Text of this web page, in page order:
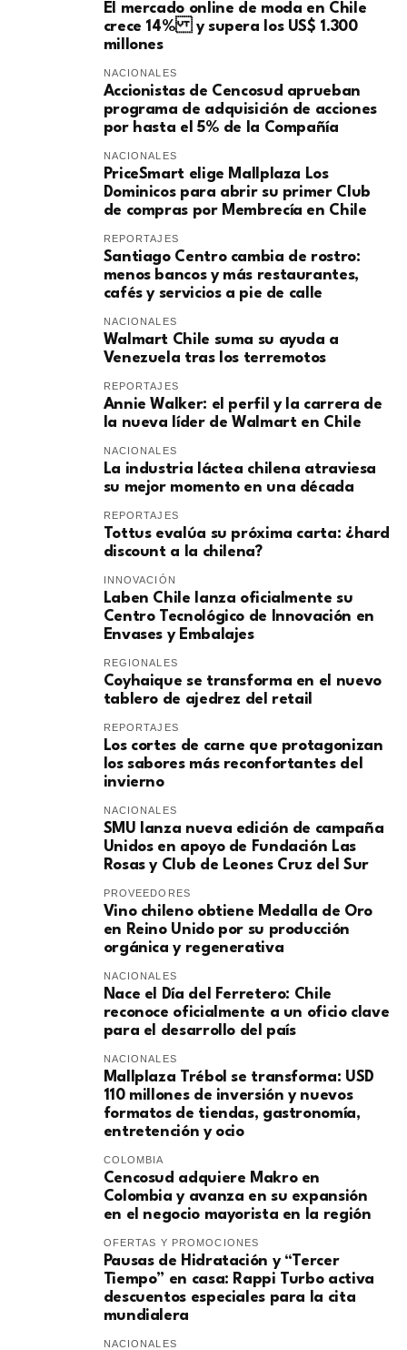
El mercado online de moda en Chile
crece 14% y supera los US$ 1.300
millones
NACIONALES
Accionistas de Cencosud aprueban
programa de adquisición de acciones
por hasta el 5% de la Compañía
NACIONALES
PriceSmart elige Mallplaza Los
Dominicos para abrir su primer Club
de compras por Membrecía en Chile
REPORTAJES
Santiago Centro cambia de rostro:
menos bancos y más restaurantes,
cafés y servicios a pie de calle
NACIONALES
Walmart Chile suma su ayuda a
Venezuela tras los terremotos
REPORTAJES
Annie Walker: el perfil y la carrera de
la nueva líder de Walmart en Chile
NACIONALES
La industria láctea chilena atraviesa
su mejor momento en una década
REPORTAJES
Tottus evalúa su próxima carta: ¿hard
discount a la chilena?
INNOVACIÓN
Laben Chile lanza oficialmente su
Centro Tecnológico de Innovación en
Envases y Embalajes
REGIONALES
Coyhaique se transforma en el nuevo
tablero de ajedrez del retail
REPORTAJES
Los cortes de carne que protagonizan
los sabores más reconfortantes del
invierno
NACIONALES
SMU lanza nueva edición de campaña
Unidos en apoyo de Fundación Las
Rosas y Club de Leones Cruz del Sur
PROVEEDORES
Vino chileno obtiene Medalla de Oro
en Reino Unido por su producción
orgánica y regenerativa
NACIONALES
Nace el Día del Ferretero: Chile
reconoce oficialmente a un oficio clave
para el desarrollo del país
NACIONALES
Mallplaza Trébol se transforma: USD
110 millones de inversión y nuevos
formatos de tiendas, gastronomía,
entretención y ocio
COLOMBIA
Cencosud adquiere Makro en
Colombia y avanza en su expansión
en el negocio mayorista en la región
OFERTAS Y PROMOCIONES
Pausas de Hidratación y “Tercer
Tiempo” en casa: Rappi Turbo activa
descuentos especiales para la cita
mundialera
NACIONALES